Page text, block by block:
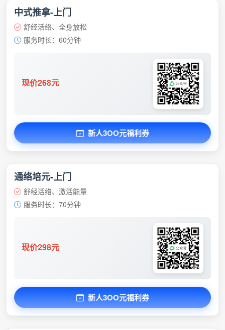
中式推拿-上门
舒经活络、全身放松
服务时长：60分钟
现价268元
新人3OO元福利券
通络培元-上门
舒经活络、激活能量
服务时长：70分钟
现价298元
新人3OO元福利券